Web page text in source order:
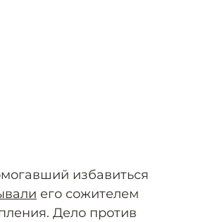
избавиться
его сожителем
Дело против